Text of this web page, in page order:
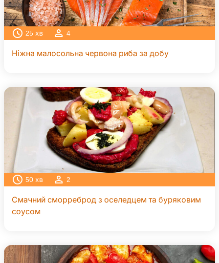
25 хв 4
Ніжна малосольна червона риба за добу
50 хв 2
Смачний сморреброд з оселедцем та буряковим
соусом